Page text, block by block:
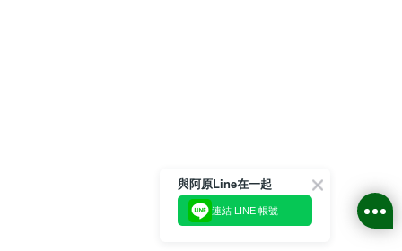
與阿原Line在一起
連結 LINE 帳號